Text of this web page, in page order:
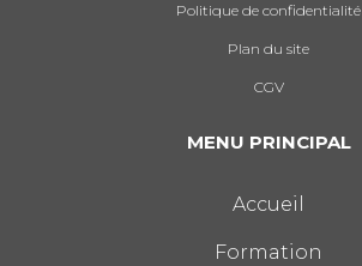
Politique de confidentialité
Plan du site
CGV
MENU PRINCIPAL
Accueil
Formation